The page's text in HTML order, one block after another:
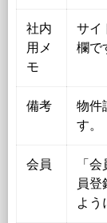
社内
用メ
モ
サイ
欄で
備考
物件
す。
会員
「
員
よう